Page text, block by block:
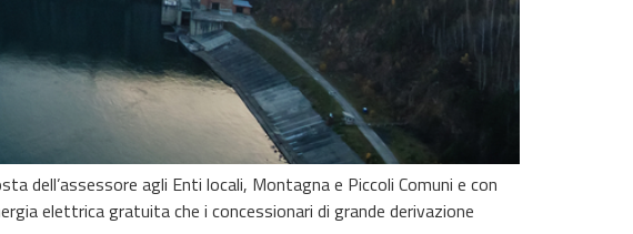
dell’assessore agli Enti locali, Montagna e Piccoli Comuni e con
elettrica gratuita che i concessionari di grande derivazione